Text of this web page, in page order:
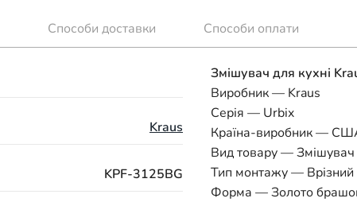
Способи доставки Способи оплати
Kraus
KPF-3125BG
Змішувач для кухні
Виробник — Kraus
Серія — Urbix
Країна-виробник —
Вид товару — Змішувач
Тип монтажу — Врізний
Форма — Золото